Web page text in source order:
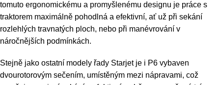
tomuto ergonomickému a promyšlenému designu je práce s
traktorem maximálně pohodlná a efektivní, ať už při sekání
rozlehlých travnatých ploch, nebo při manévrování v
náročnějších podmínkách.
Stejně jako ostatní modely řady Starjet je i P6 vybaven
dvourotorovým sečením, umístěným mezi nápravami, což